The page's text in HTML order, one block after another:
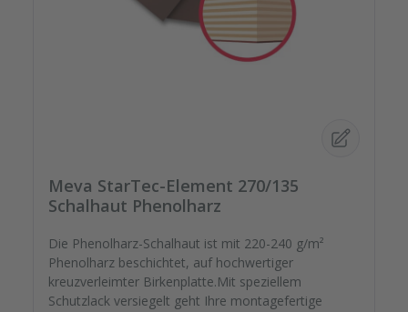
Meva StarTec-Element 270/135
Schalhaut Phenolharz
Die Phenolharz-Schalhaut ist mit 220-240 g/m²
Phenolharz beschichtet, auf hochwertiger
kreuzverleimter Birkenplatte.Mit speziellem
Schutzlack versiegelt geht Ihre montagefertige